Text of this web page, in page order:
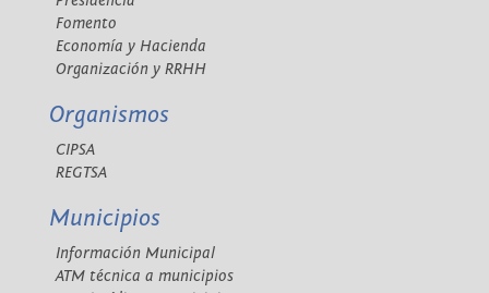
Fomento
Economía y Hacienda
Organización y RRHH
Organismos
CIPSA
REGTSA
Municipios
Información Municipal
ATM técnica a municipios